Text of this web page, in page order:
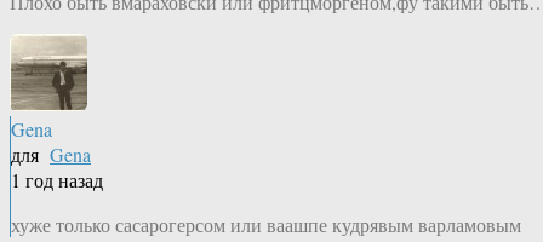
Gena
для Gena
1 год назад
хуже только сасарогерсом или ваашпе кудрявым варламовым